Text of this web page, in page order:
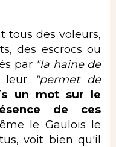
des voleurs,
des escrocs ou
par "la haine de
leur
"permet de
un mot sur le
de ces
le Gaulois le
voit bien qu'il